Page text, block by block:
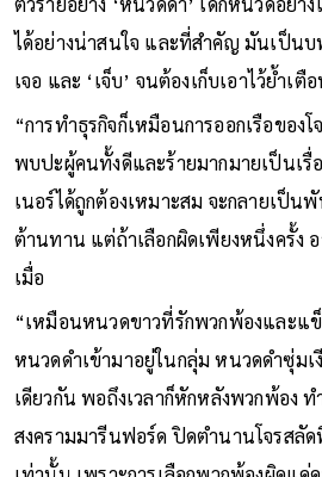
ได้อย่างน่าสนใจ และที่สำคัญ มันเป็นบ
เจอ และ ‘เจ็บ’ จนต้องเก็บเอาไว้ย้ำเตื
“การทำธุรกิจก็เหมือนการออกเรือของ
พบปะผู้คนทั้งดีและร้ายมากมายเป็นเรื่
เนอร์ได้ถูกต้องเหมาะสม จะกลายเป็น
ต้านทาน แต่ถ้าเลือกผิดเพียงหนึ่งครั้ง
เมื่อ
“เหมือนหนวดขาวที่รักพวกพ้องและแ
หนวดดำเข้ามาอยู่ในกลุ่ม หนวดดำซุ่ม
เดียวกัน พอถึงเวลาก็หักหลังพวกพ้อง
สงครามมารีนฟอร์ด ปิดตำนานโจรสลัด